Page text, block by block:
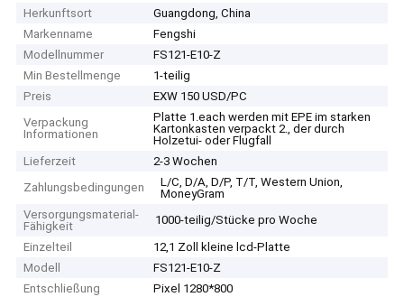
Herkunftsort
Guangdong, China
Markenname
Fengshi
Modellnummer
FS121-E10-Z
Min Bestellmenge
1-teilig
Preis
EXW 150 USD/PC
Verpackung
Informationen
Platte 1.each werden mit EPE im starken
Kartonkasten verpackt 2., der durch
Holzetui- oder Flugfall
Lieferzeit
2-3 Wochen
Zahlungsbedingungen
L/C, D/A, D/P, T/T, Western Union,
MoneyGram
Versorgungsmaterial-
Fähigkeit
1000-teilig/Stücke pro Woche
Einzelteil
12,1 Zoll kleine lcd-Platte
Modell
FS121-E10-Z
Entschließung
Pixel 1280*800